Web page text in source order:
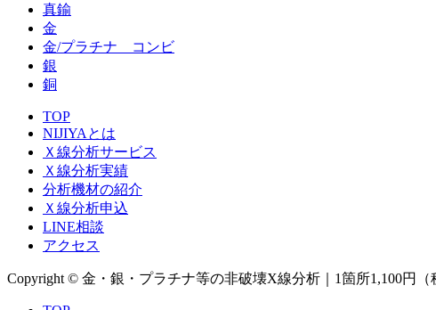
真鍮
金
金/プラチナ コンビ
銀
銅
TOP
NIJIYAとは
Ｘ線分析サービス
Ｘ線分析実績
分析機材の紹介
Ｘ線分析申込
LINE相談
アクセス
Copyright © 金・銀・プラチナ等の非破壊X線分析｜1箇所1,100円